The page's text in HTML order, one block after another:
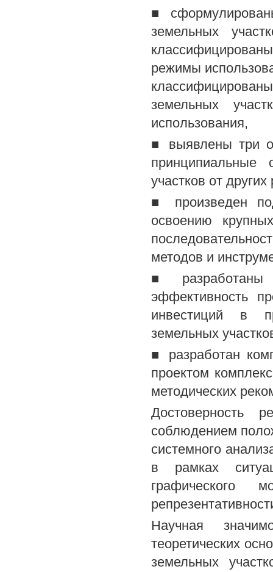
■
земельных
режимы
земельных
использования,
■ выявлены три
принципиальные
участков от
■ произведен
освоению
методов и
■ разработаны
эффективность
инвестиций в
земельных
■ разработан
проектом
методических
Достоверность
соблюдением
системного
в рамках
графического
Научная
теоретических
земельных